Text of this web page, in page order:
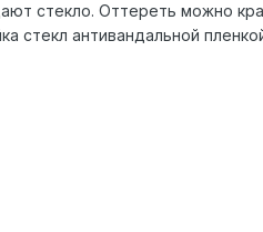
стекло. Оттереть можно
стекл антивандальной